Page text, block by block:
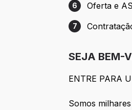
Etapa 6: Oferta
6 Oferta e
Etapa 7:
7
SEJA BEM-
ENTRE PARA
Somos